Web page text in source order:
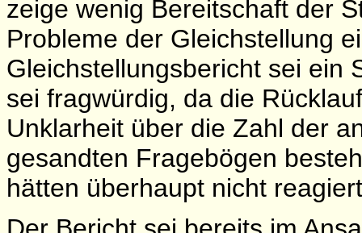
zeige wenig Bereitschaft der
Probleme der Gleichstellung
Gleichstellungsbericht sei ein
sei fragwürdig, da die
Unklarheit über die Zahl der
gesandten Fragebögen
hätten überhaupt nicht